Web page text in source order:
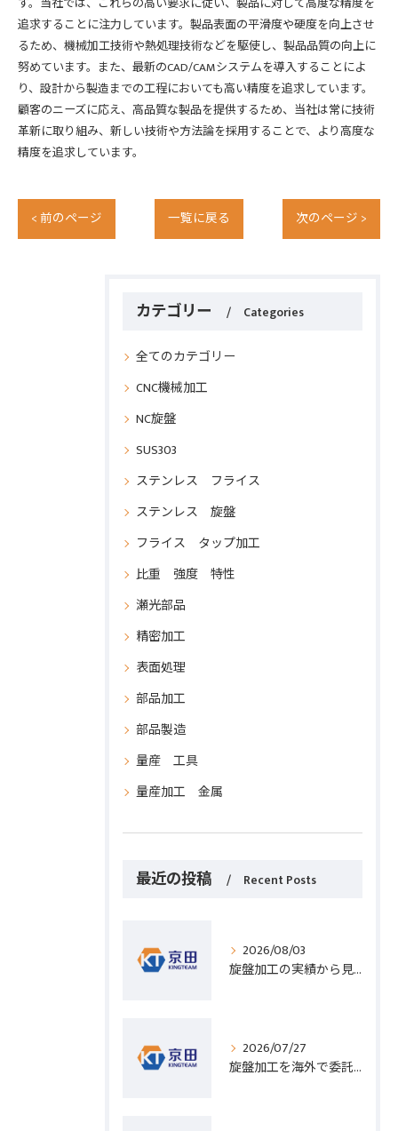
す。当社では、これらの高い要求に従い、製品に対して高度な精度を
追求することに注力しています。製品表面の平滑度や硬度を向上させ
るため、機械加工技術や熱処理技術などを駆使し、製品品質の向上に
努めています。また、最新のCAD/CAMシステムを導入することによ
り、設計から製造までの工程においても高い精度を追求しています。
顧客のニーズに応え、高品質な製品を提供するため、当社は常に技術
革新に取り組み、新しい技術や方法論を採用することで、より高度な
精度を追求しています。
< 前のページ 一覧に戻る 次のページ >
カテゴリー Categories
全てのカテゴリー
CNC機械加工
NC旋盤
SUS303
ステンレス フライス
ステンレス 旋盤
フライス タップ加工
比重 強度 特性
瀬光部品
精密加工
表面処理
部品加工
部品製造
量産 工具
量産加工 金属
最近の投稿 Recent Posts
2026/08/03
旋盤加工の実績から見る発注先選びと人材事情のポイントを詳しく解説
2026/07/27
旋盤加工を海外で委託する際のコスト削減と高精度実現のポイント